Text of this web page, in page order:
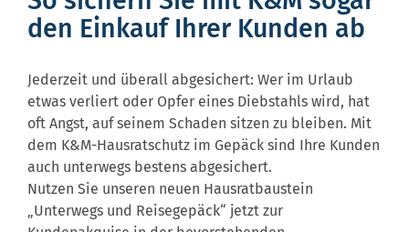
den Einkauf Ihrer Kunden ab
Jederzeit und überall abgesichert: Wer im Urlaub
etwas verliert oder Opfer eines Diebstahls wird, hat
oft Angst, auf seinem Schaden sitzen zu bleiben. Mit
dem K&M-Hausratschutz im Gepäck sind Ihre Kunden
auch unterwegs bestens abgesichert.
Nutzen Sie unseren neuen Hausratbaustein
„Unterwegs und Reisegepäck“ jetzt zur